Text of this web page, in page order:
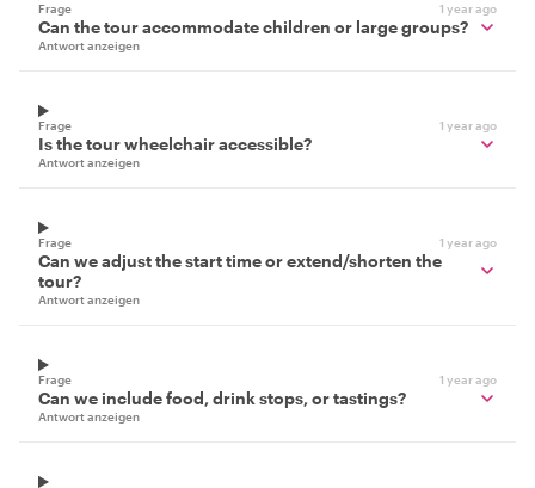
Frage 1 year ago
Can the tour accommodate children or large groups?
Antwort anzeigen
Frage 1 year ago
Is the tour wheelchair accessible?
Antwort anzeigen
Frage 1 year ago
Can we adjust the start time or extend/shorten the
tour?
Antwort anzeigen
Frage 1 year ago
Can we include food, drink stops, or tastings?
Antwort anzeigen